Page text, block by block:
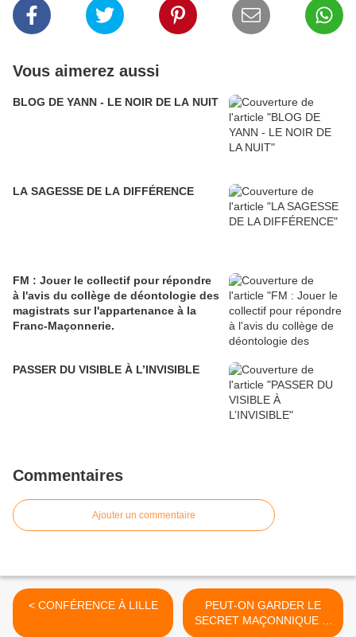
Vous aimerez aussi
BLOG DE YANN - LE NOIR DE LA NUIT
LA SAGESSE DE LA DIFFÉRENCE
FM : Jouer le collectif pour répondre
à l'avis du collège de déontologie des
magistrats sur l'appartenance à la
Franc-Maçonnerie.
PASSER DU VISIBLE À L’INVISIBLE
Commentaires
Ajouter un commentaire
< CONFÉRENCE À LILLE
PEUT-ON GARDER LE
SECRET MAÇONNIQUE ?-